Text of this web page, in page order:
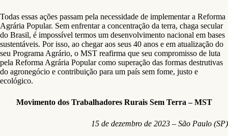
Todas essas ações passam pela necessidade de implementar a Reforma
Agrária Popular. Sem enfrentar a concentração da terra, chaga secular
do Brasil, é impossível termos um desenvolvimento nacional em bases
sustentáveis. Por isso, ao chegar aos seus 40 anos e em atualização do
seu Programa Agrário, o MST reafirma que seu compromisso de luta
pela Reforma Agrária Popular como superação das formas destrutivas
do agronegócio e contribuição para um país sem fome, justo e
ecológico.
Movimento dos Trabalhadores Rurais Sem Terra – MST
15 de dezembro de 2023 – São Paulo (SP)